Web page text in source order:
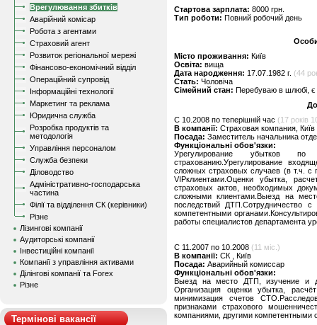
Врегулювання збитків
Аварійний комісар
Робота з агентами
Страховий агент
Розвиток регіональної мережі
Фінансово-економічний відділ
Операційний супровід
Інформаційні технології
Маркетинг та реклама
Юридична служба
Розробка продуктів та
методологія
Управління персоналом
Служба безпеки
Діловодство
Адміністративно-господарська
частина
Філії та відділення СК (керівники)
Різне
Лізингові компанії
Аудиторські компанії
Інвестиційні компанії
Компанії з управління активами
Ділінгові компанії та Forex
Різне
Термінові вакансії
Стартова зарплата: 8000 грн.
Тип роботи: Повний робочий день
Місто проживання: Київ
Освіта: вища
Дата народження: 17.07.1982 г. (44
Стать: Чоловіча
Сімейний стан: Перебуваю в шлюбі, є
C 10.2008 по теперішній час (17 років
В компанії: Страховая компания, Київ
Посада: Заместитель начальника
Функціональні обов'язки:
Урегулирование убытков по
страхованию.Урегулирование
сложных страховых случаев (в т.ч. с
VIPклиентами.Оценки убытка,
страховых актов, необходимых
сложными клиентами.Выезд на
последствий ДТП.Сотрудничество
компетентными
работы специалистов департамента
C 11.2007 по 10.2008 (11 міс.)
В компанії: СК , Київ
Посада: Аварийный комиссар
Функціональні обов'язки:
Выезд на место ДТП, изучение и
Организация оценки убытка,
минимизация счетов
признаками страхового
компаниями, другими компетентными